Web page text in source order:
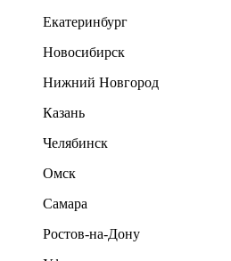
Екатеринбург
Новосибирск
Нижний Новгород
Казань
Челябинск
Омск
Самара
Ростов-на-Дону